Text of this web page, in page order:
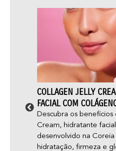
COLLAGEN JELLY
FACIAL COM
Descubra os
Cream, hidratante
desenvolvido na
hidratação, firmeza e